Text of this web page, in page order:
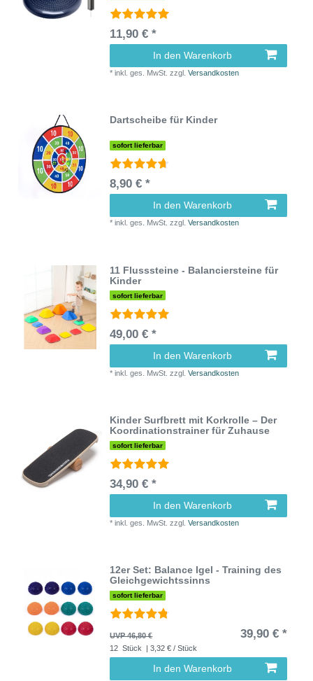
11,90 € *
In den Warenkorb
*inkl. ges. MwSt. zzgl.Versandkosten
Dartscheibe für Kinder
sofort lieferbar
8,90 € *
In den Warenkorb
*inkl. ges. MwSt. zzgl.Versandkosten
11 Flusssteine - Balanciersteine für
Kinder
sofort lieferbar
49,00 € *
In den Warenkorb
*inkl. ges. MwSt. zzgl.Versandkosten
Kinder Surfbrett mit Korkrolle – Der
Koordinationstrainer für Zuhause
sofort lieferbar
34,90 € *
In den Warenkorb
*inkl. ges. MwSt. zzgl.Versandkosten
12er Set: Balance Igel - Training des
Gleichgewichtssinns
sofort lieferbar
UVP 46,80 € 39,90 € *
12 Stück | 3,32 € / Stück
In den Warenkorb